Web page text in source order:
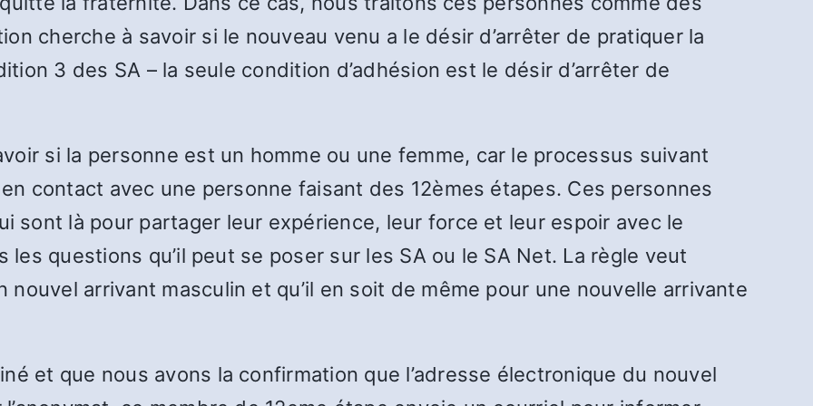
cherche à savoir si le nouveau venu a le désir d’arrêter de pratiquer la
3 des SA – la seule condition d’adhésion est le désir d’arrêter de
si la personne est un homme ou une femme, car le processus suivant
contact avec une personne faisant des 12èmes étapes. Ces personnes
sont là pour partager leur expérience, leur force et leur espoir avec le
questions qu’il peut se poser sur les SA ou le SA Net. La règle veut
nouvel arrivant masculin et qu’il en soit de même pour une nouvelle arrivante
et que nous avons la confirmation que l’adresse électronique du nouvel